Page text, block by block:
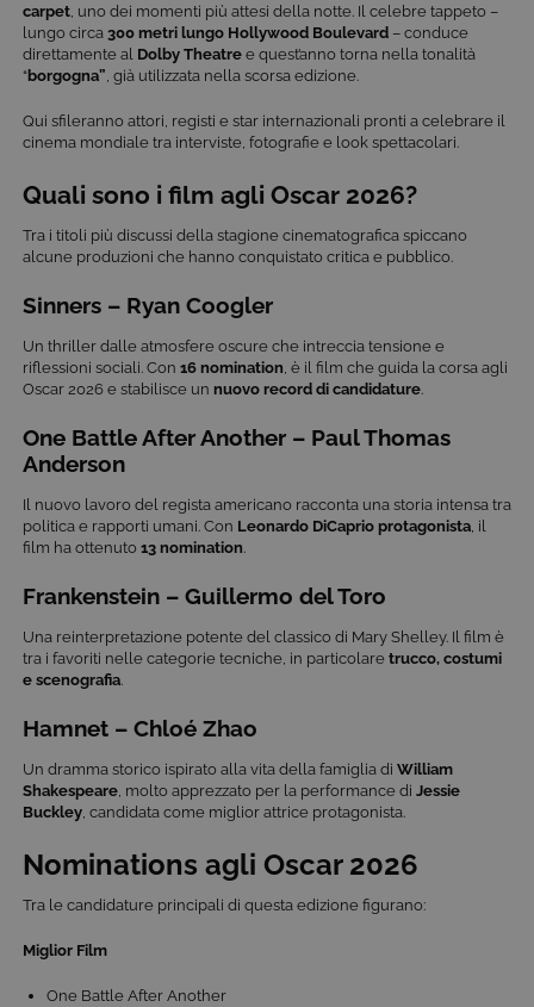
carpet , uno dei momenti più attesi della notte. Il celebre tappeto –
lungo circa 300 metri lungo Hollywood Boulevard – conduce
direttamente al Dolby Theatre e quest’anno torna nella tonalità
“borgogna” , già utilizzata nella scorsa edizione.
Qui sfileranno attori, registi e star internazionali pronti a celebrare il
cinema mondiale tra interviste, fotografie e look spettacolari.
Quali sono i film agli Oscar 2026?
Tra i titoli più discussi della stagione cinematografica spiccano
alcune produzioni che hanno conquistato critica e pubblico.
Sinners – Ryan Coogler
Un thriller dalle atmosfere oscure che intreccia tensione e
riflessioni sociali. Con 16 nomination , è il film che guida la corsa agli
Oscar 2026 e stabilisce un nuovo record di candidature
One Battle After Another – Paul Thomas
Anderson
Il nuovo lavoro del regista americano racconta una storia intensa tra
politica e rapporti umani. Con Leonardo DiCaprio protagonista , il
film ha ottenuto 13 nomination
Frankenstein – Guillermo del Toro
Una reinterpretazione potente del classico di Mary Shelley. Il film è
tra i favoriti nelle categorie tecniche, in particolare trucco, costumi
e scenografia
Hamnet – Chloé Zhao
Un dramma storico ispirato alla vita della famiglia di William
Shakespeare , molto apprezzato per la performance di Jessie
Buckley , candidata come miglior attrice protagonista.
Nominations agli Oscar 2026
Tra le candidature principali di questa edizione figurano:
Miglior Film
One Battle After Another